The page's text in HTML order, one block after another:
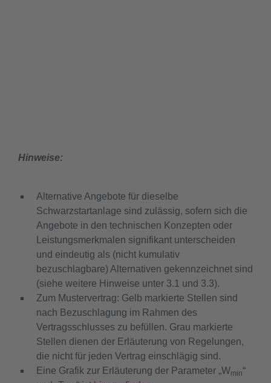
Hinweise:
Alternative Angebote für dieselbe
Schwarzstartanlage sind zulässig, sofern sich die
Angebote in den technischen Konzepten oder
Leistungsmerkmalen signifikant unterscheiden
und eindeutig als (nicht kumulativ
bezuschlagbare) Alternativen gekennzeichnet sind
(siehe weitere Hinweise unter 3.1 und 3.3).
Zum Mustervertrag: Gelb markierte Stellen sind
nach Bezuschlagung im Rahmen des
Vertragsschlusses zu befüllen. Grau markierte
Stellen dienen der Erläuterung von Regelungen,
die nicht für jeden Vertrag einschlägig sind.
Eine Grafik zur Erläuterung der Parameter „Wmin“